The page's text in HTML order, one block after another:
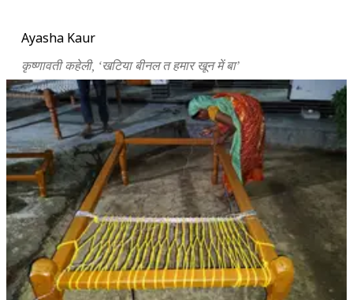
Ayasha Kaur
कृष्णावती कहेली, ‘खटिया बीनल त हमार खून में बा’